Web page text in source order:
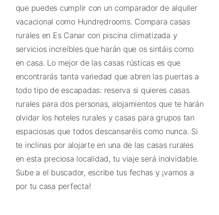
que puedes cumplir con un comparador de alquiler
vacacional como Hundredrooms. Compara casas
rurales en Es Canar con piscina climatizada y
servicios increíbles que harán que os sintáis como
en casa. Lo mejor de las casas rústicas es que
encontrarás tanta variedad que abren las puertas a
todo tipo de escapadas: reserva si quieres casas
rurales para dos personas, alojamientos que te harán
olvidar los hoteles rurales y casas para grupos tan
espaciosas que todos descansaréis como nunca. Si
te inclinas por alojarte en una de las casas rurales
en esta preciosa localidad, tu viaje será inolvidable.
Sube a el buscador, escribe tus fechas y ¡vamos a
por tu casa perfecta!